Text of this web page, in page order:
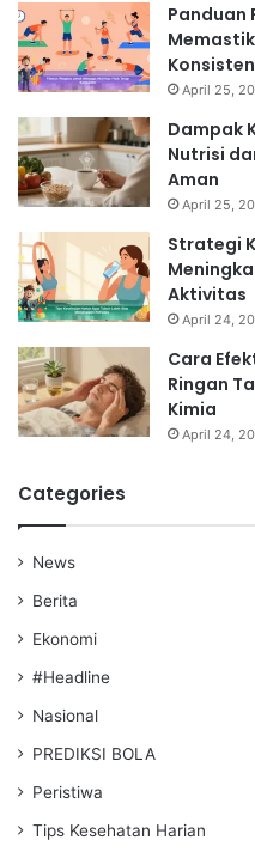
Panduan
Konsisten
April 25,
Dampak
Nutrisi
Aman
April 25,
Strategi
Aktivitas
April 24,
Cara
Ringan
Kimia
April 24,
Categories
News
Berita
Ekonomi
#Headline
Nasional
PREDIKSI BOLA
Peristiwa
Tips Kesehatan Harian